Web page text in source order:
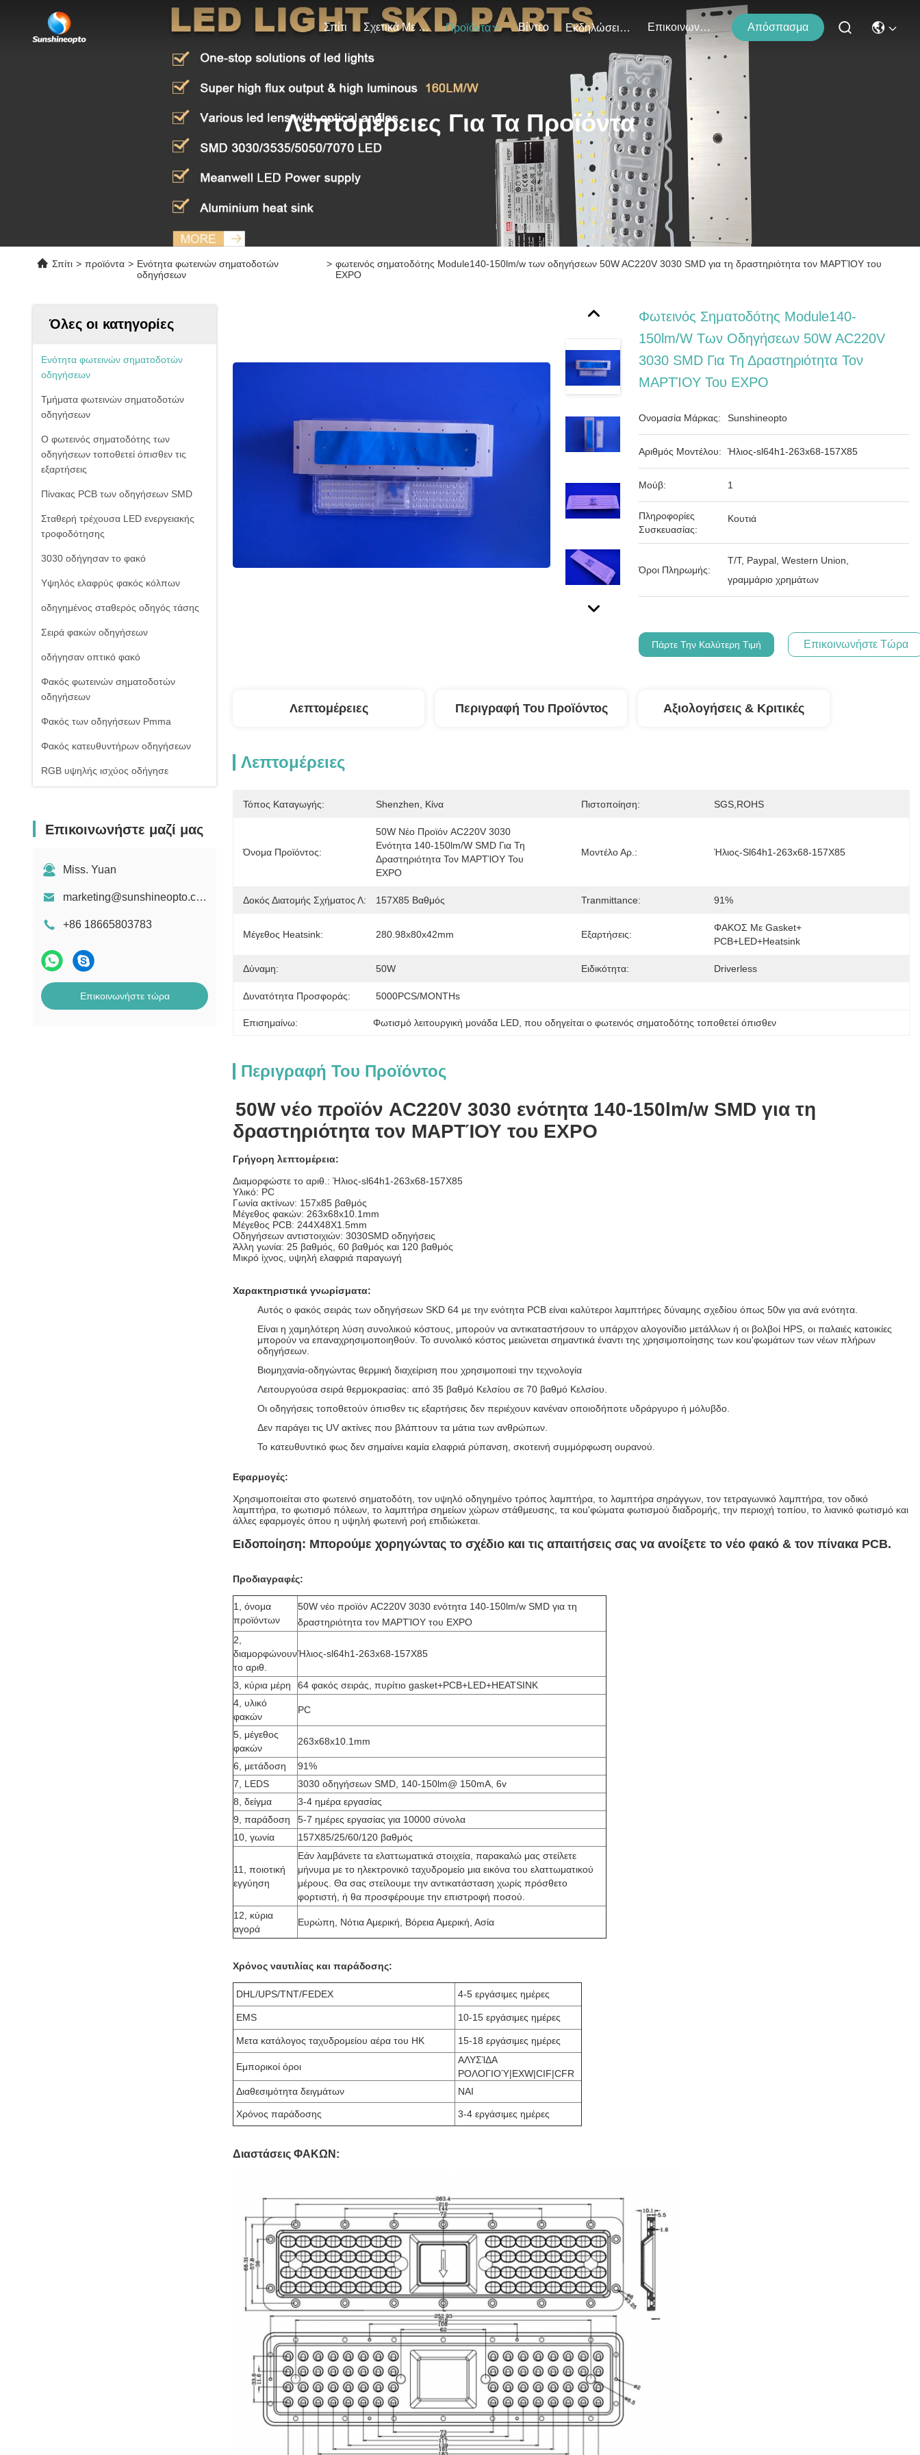
Σπίτι Σχετικά Με Εμάς Προϊόντα Βίντεο Εκδηλώσεις Επικοινωνήστε Μαζί Μας Απόσπασμα
Λεπτομέρειες Για Τα Προϊόντα
Σπίτι > προϊόντα > Ενότητα φωτεινών σηματοδοτών
οδηγήσεων
> φωτεινός σηματοδότης Module140-150lm/w των οδηγήσεων 50W AC220V 3030 SMD για τη δραστηριότητα τον ΜΑΡΤΊΟΥ του
EXPO
Όλες οι κατηγορίες
Ενότητα φωτεινών σηματοδοτών
οδηγήσεων
Τμήματα φωτεινών σηματοδοτών
οδηγήσεων
Ο φωτεινός σηματοδότης των
οδηγήσεων τοποθετεί όπισθεν τις
εξαρτήσεις
Πίνακας PCB των οδηγήσεων SMD
Σταθερή τρέχουσα LED ενεργειακής
τροφοδότησης
3030 οδήγησαν το φακό
Υψηλός ελαφρύς φακός κόλπων
οδηγημένος σταθερός οδηγός τάσης
Σειρά φακών οδηγήσεων
οδήγησαν οπτικό φακό
Φακός φωτεινών σηματοδοτών
οδηγήσεων
Φακός των οδηγήσεων Pmma
Φακός κατευθυντήρων οδηγήσεων
RGB υψηλής ισχύος οδήγησε
δύναμης
Επικοινωνήστε μαζί μας
Miss. Yuan
marketing@sunshineopto.com
+86 18665803783
Επικοινωνήστε τώρα
Φωτεινός Σηματοδότης Module140-
150lm/w Των Οδηγήσεων 50W AC220V
3030 SMD Για Τη Δραστηριότητα Τον
ΜΑΡΤΊΟΥ Του EXPO
Ονομασία Μάρκας: Sunshineopto
Αριθμός Μοντέλου: Ήλιος-sl64h1-263x68-157X85
Μούβ: 1
Πληροφορίες
Συσκευασίας:
Κουτιά
Όροι Πληρωμής:
T/T, Paypal, Western Union,
γραμμάριο χρημάτων
Πάρτε Την Καλύτερη Τιμή Επικοινωνήστε Τώρα
Λεπτομέρειες Περιγραφή Του Προϊόντος Αξιολογήσεις & Κριτικές
Λεπτομέρειες
Τόπος Καταγωγής: Shenzhen, Κίνα Πιστοποίηση: SGS,ROHS
Όνομα Προϊόντος:
50W Νέο Προϊόν AC220V 3030
Ενότητα 140-150lm/w SMD Για Τη
Δραστηριότητα Τον ΜΑΡΤΊΟΥ Του
EXPO
Μοντέλο Αρ.: Ήλιος-Sl64h1-263x68-157X85
Δοκός Διατομής Σχήματος Λ: 157X85 Βαθμός Tranmittance: 91%
Μέγεθος Heatsink: 280.98x80x42mm Εξαρτήσεις:
ΦΑΚΟΣ Με Gasket+
PCB+LED+heatsink
Δύναμη: 50W Ειδικότητα: Driverless
Δυνατότητα Προσφοράς: 5000PCS/MONTHs
Επισημαίνω: Φωτισμό λειτουργική μονάδα LED, που οδηγείται ο φωτεινός σηματοδότης τοποθετεί όπισθεν
Περιγραφή Του Προϊόντος
50W νέο προϊόν AC220V 3030 ενότητα 140-150lm/w SMD για τη
δραστηριότητα τον ΜΑΡΤΊΟΥ του EXPO
Γρήγορη λεπτομέρεια:
Διαμορφώστε το αριθ.: Ήλιος-sl64h1-263x68-157X85
Υλικό: PC
Γωνία ακτίνων: 157x85 βαθμός
Μέγεθος φακών: 263x68x10.1mm
Μέγεθος PCB: 244X48X1.5mm
Οδηγήσεων αντιστοιχιών: 3030SMD οδηγήσεις
Άλλη γωνία: 25 βαθμός, 60 βαθμός και 120 βαθμός
Μικρό ίχνος, υψηλή ελαφριά παραγωγή
Χαρακτηριστικά γνωρίσματα:
Αυτός ο φακός σειράς των οδηγήσεων SKD 64 με την ενότητα PCB είναι καλύτεροι λαμπτήρες δύναμης σχεδίου όπως 50w για ανά ενότητα.
Είναι η χαμηλότερη λύση συνολικού κόστους, μπορούν να αντικαταστήσουν το υπάρχον αλογονίδιο μετάλλων ή οι βολβοί HPS, οι παλαιές κατοικίες
μπορούν να επαναχρησιμοποιηθούν. Το συνολικό κόστος μειώνεται σημαντικά έναντι της χρησιμοποίησης των κοu'φωμάτων των νέων πλήρων
οδηγήσεων.
Βιομηχανία-οδηγώντας θερμική διαχείριση που χρησιμοποιεί την τεχνολογία
Λειτουργούσα σειρά θερμοκρασίας: από 35 βαθμό Κελσίου σε 70 βαθμό Κελσίου.
Οι οδηγήσεις τοποθετούν όπισθεν τις εξαρτήσεις δεν περιέχουν κανέναν οποιοδήποτε υδράργυρο ή μόλυβδο.
Δεν παράγει τις UV ακτίνες που βλάπτουν τα μάτια των ανθρώπων.
Το κατευθυντικό φως δεν σημαίνει καμία ελαφριά ρύπανση, σκοτεινή συμμόρφωση ουρανού.
Εφαρμογές:
Χρησιμοποιείται στο φωτεινό σηματοδότη, τον υψηλό οδηγημένο τρόπος λαμπτήρα, το λαμπτήρα σηράγγων, τον τετραγωνικό λαμπτήρα, τον οδικό
λαμπτήρα, το φωτισμό πόλεων, το λαμπτήρα σημείων χώρων στάθμευσης, τα κοu'φώματα φωτισμού διαδρομής, την περιοχή τοπίου, το λιανικό φωτισμό και
άλλες εφαρμογές όπου η υψηλή φωτεινή ροή επιδιώκεται.
Ειδοποίηση: Μπορούμε χορηγώντας το σχέδιο και τις απαιτήσεις σας να ανοίξετε το νέο φακό & τον πίνακα PCB.
Προδιαγραφές:
1, όνομα
προϊόντων
50W νέο προϊόν AC220V 3030 ενότητα 140-150lm/w SMD για τη
δραστηριότητα τον ΜΑΡΤΊΟΥ του EXPO
2,
διαμορφώνουν
το αριθ.
Ήλιος-sl64h1-263x68-157X85
3, κύρια μέρη
64 φακός σειράς, πυρίτιο gasket+PCB+LED+HEATSINK
4, υλικό
φακών
PC
5, μέγεθος
φακών
263x68x10.1mm
6, μετάδοση
91%
7, LEDS
3030 οδηγήσεων SMD, 140-150lm@ 150mA, 6v
8, δείγμα
3-4 ημέρα εργασίας
9, παράδοση
5-7 ημέρες εργασίας για 10000 σύνολα
10, γωνία
157X85/25/60/120 βαθμός
11, ποιοτική
εγγύηση
Εάν λαμβάνετε τα ελαττωματικά στοιχεία, παρακαλώ μας στείλετε
μήνυμα με το ηλεκτρονικό ταχυδρομείο μια εικόνα του ελαττωματικού
μέρους. Θα σας στείλουμε την αντικατάσταση χωρίς πρόσθετο
φορτιστή, ή θα προσφέρουμε την επιστροφή ποσού.
12, κύρια
αγορά
Ευρώπη, Νότια Αμερική, Βόρεια Αμερική, Ασία
Χρόνος ναυτιλίας και παράδοσης:
DHL/UPS/TNT/FEDEX 4-5 εργάσιμες ημέρες
EMS 10-15 εργάσιμες ημέρες
Μετα κατάλογος ταχυδρομείου αέρα του HK 15-18 εργάσιμες ημέρες
Εμπορικοί όροι
ΑΛΥΣΊΔΑ
ΡΟΛΟΓΙΟΎ|EXW|CIF|CFR
Διαθεσιμότητα δειγμάτων
ΝΑΙ
Χρόνος παράδοσης 3-4 εργάσιμες ημέρες
Διαστάσεις ΦΑΚΩΝ: